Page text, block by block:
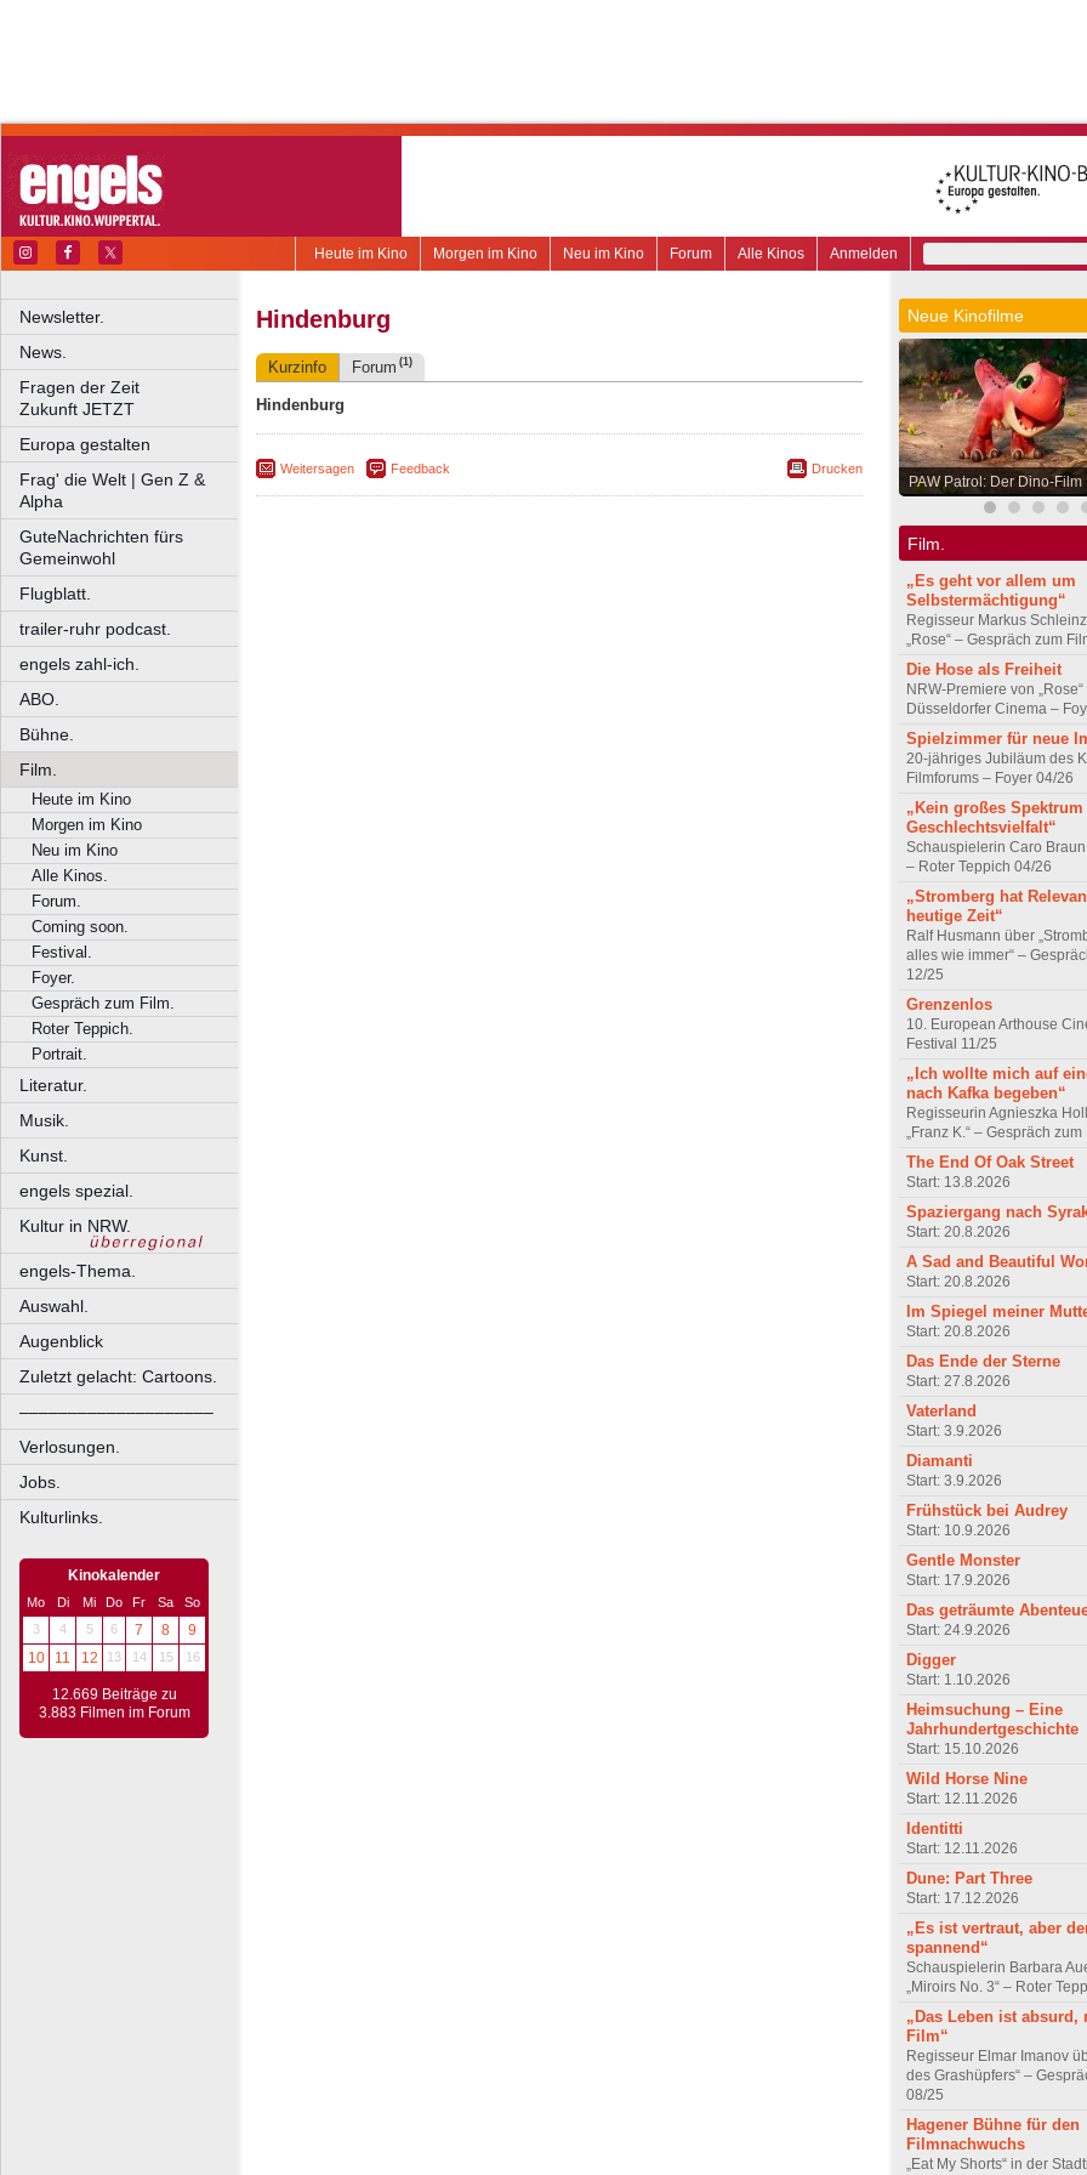
Anmelden
Alle Kinos
Forum
Neu im Kino
Morgen im Kino
Heute im Kino
Newsletter.
News.
Fragen der Zeit
Zukunft JETZT
Europa gestalten
Frag' die Welt | Gen Z &
Alpha
GuteNachrichten fürs
Gemeinwohl
Flugblatt.
trailer-ruhr podcast.
engels zahl-ich.
ABO.
Bühne.
Film.
Heute im Kino
Morgen im Kino
Neu im Kino
Alle Kinos.
Forum.
Coming soon.
Festival.
Foyer.
Gespräch zum Film.
Roter Teppich.
Portrait.
Literatur.
Musik.
Kunst.
engels spezial.
Kultur in NRW.
engels-Thema.
Auswahl.
Augenblick
Zuletzt gelacht: Cartoons.
––––––––––––––––––––
Verlosungen.
Jobs.
Kulturlinks.
Kinokalender
Mo Di Mi Do Fr Sa
So
3
4 5 6 7 8
9
10
11 12 13 14 15 16
12.669 Beiträge zu
3.883 Filmen im Forum
Hindenburg
Kurzinfo Forum (1)
Hindenburg
Weitersagen Feedback Drucken
Neue Kinofilme
PAW Patrol: Der Dino-Film
Film.
„Es geht vor allem um
Selbstermächtigung“
Regisseur Markus
„Rose“ – Gespräch zum
Die Hose als Freiheit
NRW-Premiere von „Rose“
Düsseldorfer Cinema –
Spielzimmer für neue
20-jähriges Jubiläum des
Filmforums – Foyer 04/26
„Kein großes Spektrum
Geschlechtsvielfalt“
Schauspielerin Caro Braun
– Roter Teppich 04/26
„Stromberg hat
heutige Zeit“
Ralf Husmann über
alles wie immer“ –
12/25
Grenzenlos
10. European Arthouse
Festival 11/25
„Ich wollte mich auf
nach Kafka begeben“
Regisseurin Agnieszka
„Franz K.“ – Gespräch
The End Of Oak Street
Start: 13.8.2026
Spaziergang nach
Start: 20.8.2026
A Sad and Beautiful
Start: 20.8.2026
Im Spiegel meiner
Start: 20.8.2026
Das Ende der Sterne
Start: 27.8.2026
Vaterland
Start: 3.9.2026
Diamanti
Start: 3.9.2026
Frühstück bei Audrey
Start: 10.9.2026
Gentle Monster
Start: 17.9.2026
Das geträumte
Start: 24.9.2026
Digger
Start: 1.10.2026
Heimsuchung – Eine
Jahrhundertgeschichte
Start: 15.10.2026
Wild Horse Nine
Start: 12.11.2026
Identitti
Start: 12.11.2026
Dune: Part Three
Start: 17.12.2026
„Es ist vertraut, aber
spannend“
Schauspielerin Barbara
„Miroirs No. 3“ – Roter
„Das Leben ist absurd,
Film“
Regisseur Elmar Imanov
des Grashüpfers“ –
08/25
Hagener Bühne für den
Filmnachwuchs
„Eat My Shorts“ in der